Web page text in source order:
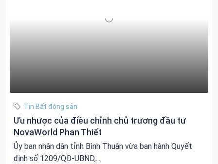
Tin Bất động sản
Ưu nhược của điều chỉnh chủ trương đầu tư
NovaWorld Phan Thiết
Ủy ban nhân dân tỉnh Bình Thuận vừa ban hành Quyết
định số 1209/QĐ-UBND,...